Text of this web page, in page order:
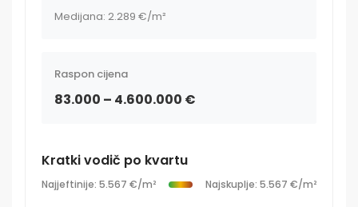
Medijana: 2.289 €/m²
Raspon cijena
83.000 – 4.600.000 €
Kratki vodič po kvartu
Najjeftinije: 5.567 €/m² Najskuplje: 5.567 €/m²